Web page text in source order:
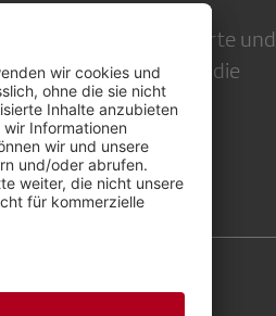
Hulligers fundierte und
werden, welche die
und so zu